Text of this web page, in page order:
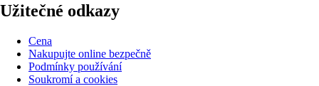
Užitečné odkazy
Cena
Nakupujte online bezpečně
Podmínky používání
Soukromí a cookies